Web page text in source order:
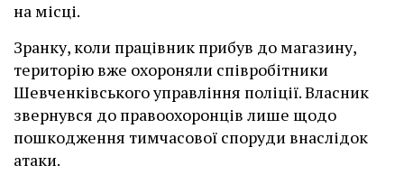
на місці.
Зранку, коли працівник прибув до магазину,
територію вже охороняли співробітники
Шевченківського управління поліції. Власник
звернувся до правоохоронців лише щодо
пошкодження тимчасової споруди внаслідок
атаки.